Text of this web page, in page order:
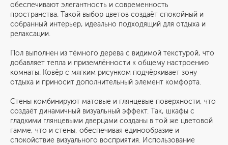
обеспечивают элегантность и современность
пространства. Такой выбор цветов создаёт спокойный и
собранный интерьер, идеально подходящий для отдыха и
релаксации.
Пол выполнен из тёмного дерева с видимой текстурой, что
добавляет тепла и приземлённости к общему настроению
комнаты. Ковёр с мягким рисунком подчёркивает зону
отдыха и приносит дополнительный элемент комфорта.
Стены комбинируют матовые и глянцевые поверхности, что
создаёт динамичный визуальный эффект. Так, шкафы с
гладкими глянцевыми дверцами созданы в той же цветовой
гамме, что и стены, обеспечивая единообразие и
спокойствие визуального восприятия. Использование